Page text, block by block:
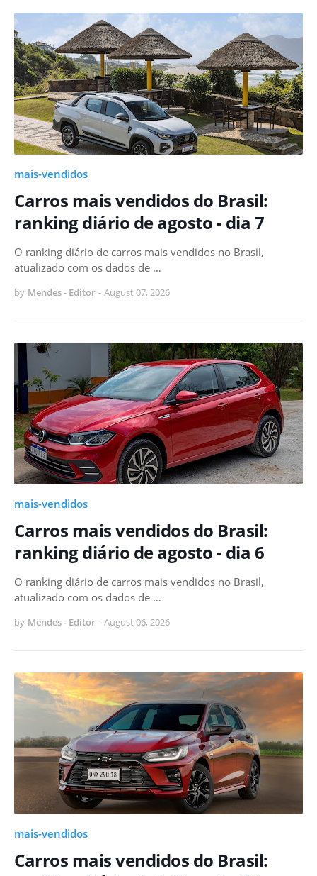
mais-vendidos
Carros mais vendidos do Brasil:
ranking diário de agosto - dia 7
O ranking diário de carros mais vendidos no Brasil,
atualizado com os dados de …
by Mendes - Editor - August 07, 2026
mais-vendidos
Carros mais vendidos do Brasil:
ranking diário de agosto - dia 6
O ranking diário de carros mais vendidos no Brasil,
atualizado com os dados de …
by Mendes - Editor - August 06, 2026
mais-vendidos
Carros mais vendidos do Brasil: